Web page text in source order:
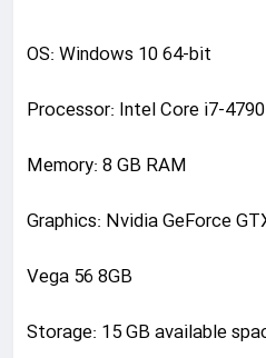
OS: Windows 10 64-bit
Processor: Intel Core i7-
Memory: 8 GB RAM
Graphics: Nvidia GeForce
Vega 56 8GB
Storage: 15 GB available